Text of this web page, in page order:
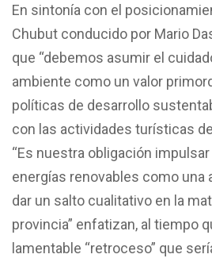
En sintonía con el
Chubut conducido por Mario
que “debemos asumir el
ambiente como un valor
políticas de desarrollo
con las actividades turísticas de
“Es nuestra obligación
energías renovables como una
dar un salto cualitativo en la
provincia” enfatizan, al tiempo
lamentable “retroceso” que